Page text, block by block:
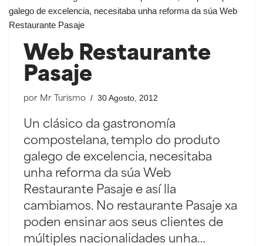
Web Restaurante
Pasaje
por Mr Turismo 30 Agosto, 2012
Un clásico da gastronomía
compostelana, templo do produto
galego de excelencia, necesitaba
unha reforma da súa Web
Restaurante Pasaje e así lla
cambiamos. No restaurante Pasaje xa
poden ensinar aos seus clientes de
múltiples nacionalidades unha…